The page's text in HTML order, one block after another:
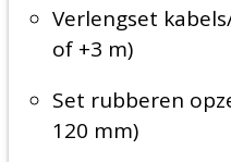
Verlengset
of +3 m)
Set rubberen
120 mm)